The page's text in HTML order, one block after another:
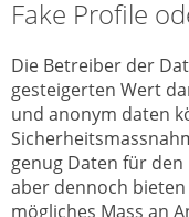
Fake Profile
Die Betreiber der
gesteigerten Wert
und anonym daten
genug Daten für
aber dennoch
mögliches Mass an